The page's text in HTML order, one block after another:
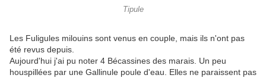
Tipule
Les Fuligules milouins sont venus en couple, mais ils n'ont pas
été revus depuis.
Aujourd'hui j'ai pu noter 4 Bécassines des marais. Un peu
houspillées par une Gallinule poule d'eau. Elles ne paraissent pas